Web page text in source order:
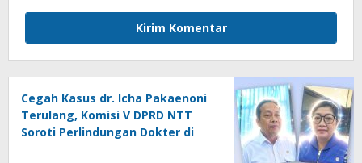
Cegah Kasus dr. Icha Pakaenoni
Terulang, Komisi V DPRD NTT
Soroti Perlindungan Dokter di